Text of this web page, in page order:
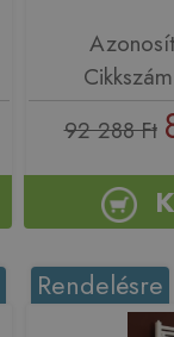
92 288 Ft
Rendelésre